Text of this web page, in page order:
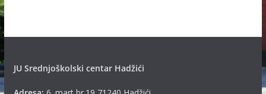
JU Srednjoškolski centar Hadžići